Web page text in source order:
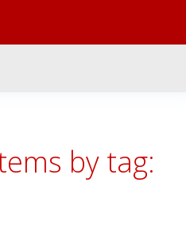
by tag: